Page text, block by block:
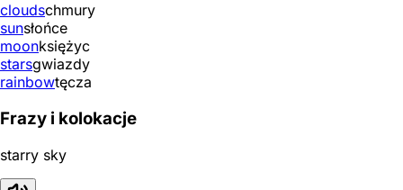
cloudschmury
sunsłońce
moonksiężyc
starsgwiazdy
rainbowtęcza
Frazy i kolokacje
starry sky